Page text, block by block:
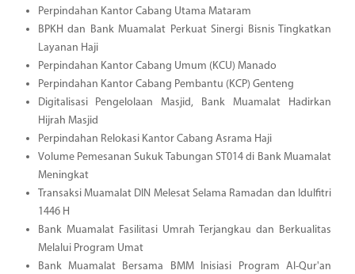
Perpindahan Kantor Cabang Utama Mataram
BPKH dan Bank Muamalat Perkuat Sinergi Bisnis Tingkatkan
Layanan Haji
Perpindahan Kantor Cabang Umum (KCU) Manado
Perpindahan Kantor Cabang Pembantu (KCP) Genteng
Digitalisasi Pengelolaan Masjid, Bank Muamalat Hadirkan
Hijrah Masjid
Perpindahan Relokasi Kantor Cabang Asrama Haji
Volume Pemesanan Sukuk Tabungan ST014 di Bank Muamalat
Meningkat
Transaksi Muamalat DIN Melesat Selama Ramadan dan Idulfitri
1446 H
Bank Muamalat Fasilitasi Umrah Terjangkau dan Berkualitas
Melalui Program Umat
Bank Muamalat Bersama BMM Inisiasi Program Al-Qur'an